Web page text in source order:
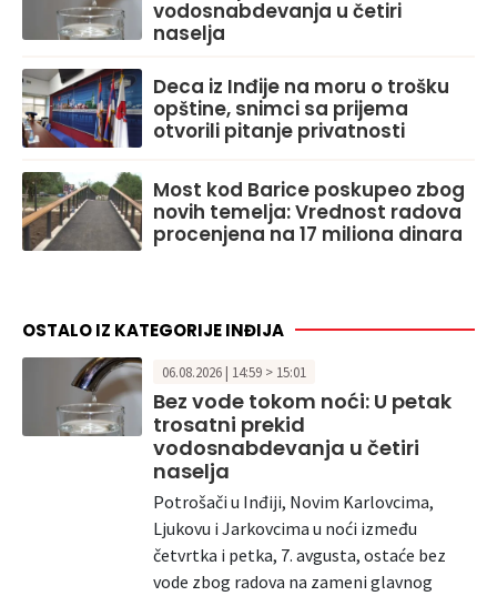
vodosnabdevanja u četiri
naselja
Deca iz Inđije na moru o trošku
opštine, snimci sa prijema
otvorili pitanje privatnosti
Most kod Barice poskupeo zbog
novih temelja: Vrednost radova
procenjena na 17 miliona dinara
OSTALO IZ KATEGORIJE INĐIJA
06.08.2026 | 14:59 > 15:01
Bez vode tokom noći: U petak
trosatni prekid
vodosnabdevanja u četiri
naselja
Potrošači u Inđiji, Novim Karlovcima,
Ljukovu i Jarkovcima u noći između
četvrtka i petka, 7. avgusta, ostaće bez
vode zbog radova na zameni glavnog